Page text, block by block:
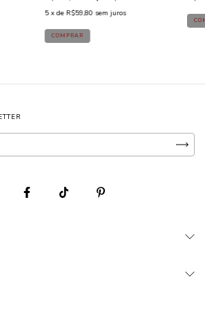
5 x de R$59,80 sem juros